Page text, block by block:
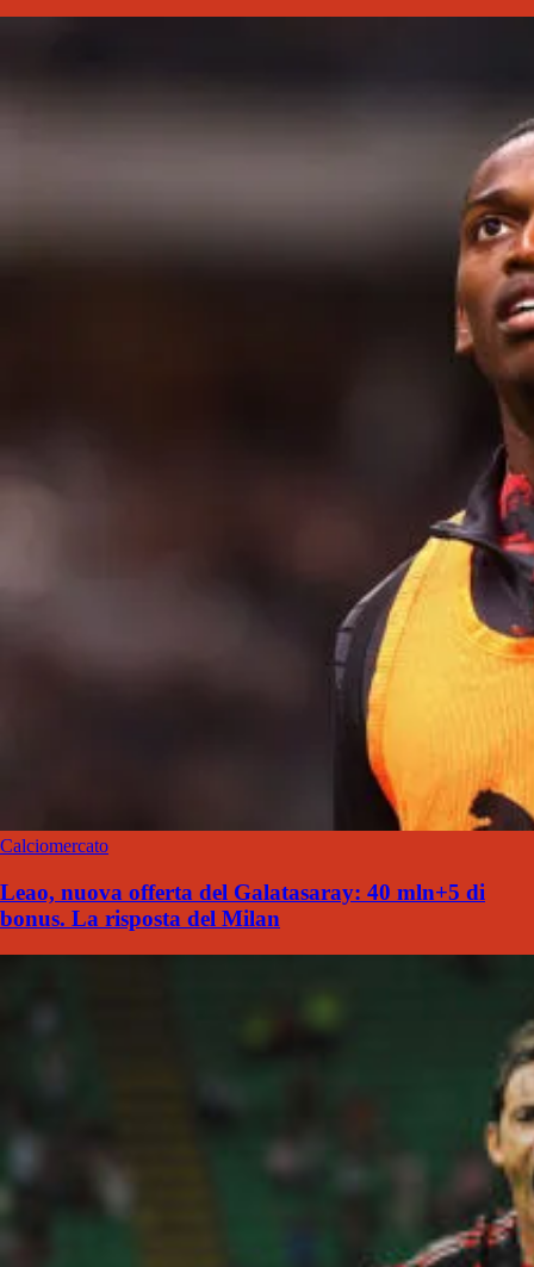
Calciomercato
Leao, nuova offerta del Galatasaray: 40 mln+5 di
bonus. La risposta del Milan